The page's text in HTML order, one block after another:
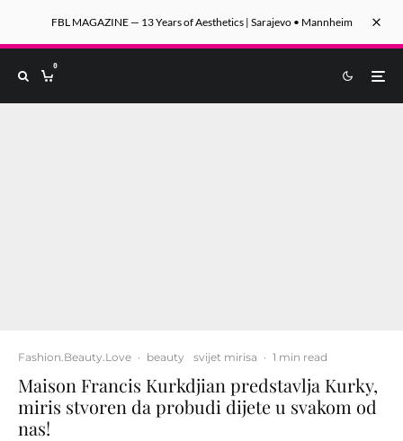
FBL MAGAZINE — 13 Years of Aesthetics | Sarajevo • Mannheim
0
Fashion.Beauty.Love · beauty svijet mirisa · 1 min read
Maison Francis Kurkdjian predstavlja Kurky,
miris stvoren da probudi dijete u svakom od
nas!